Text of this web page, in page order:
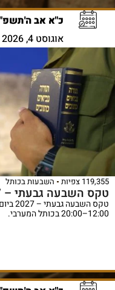
כ"א אב
אוגוסט 4, 2026
119,355 צפיות השבעות בכותל
טקס השבעה גבעתי – 2027
12:00–20:00 בכותל המערבי.